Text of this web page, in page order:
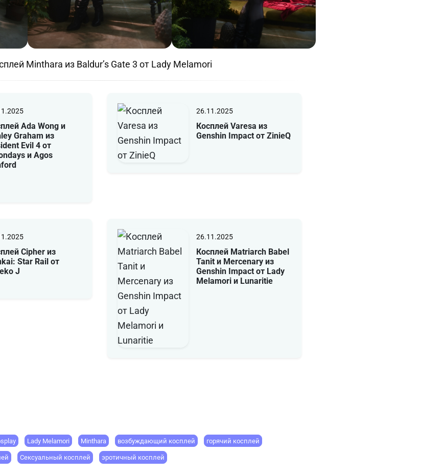
Minthara из Baldur’s Gate 3 от Lady Melamori
Ada Wong и
Graham из
Evil 4 от
и Agos
26.11.2025
Косплей Varesa из
Genshin Impact от ZinieQ
Cipher из
Star Rail от
J
26.11.2025
Косплей Matriarch Babel
Tanit и Mercenary из
Genshin Impact от Lady
Melamori и Lunaritie
Lady Melamori Minthara возбуждающий косплей горячий косплей
Сексуальный косплей эротичный косплей